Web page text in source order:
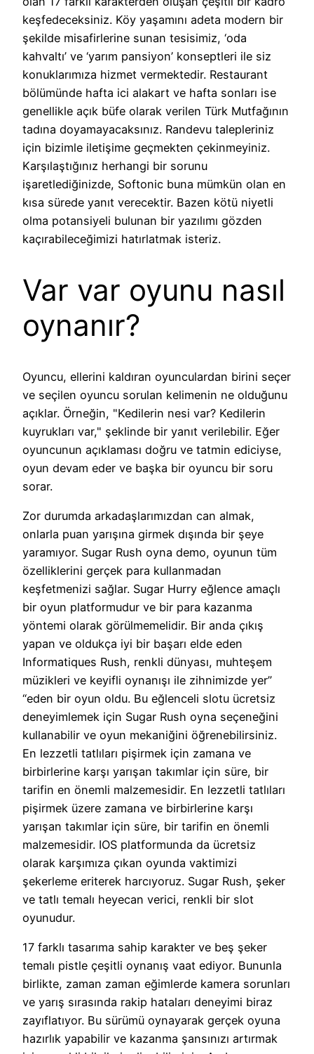
keşfedeceksiniz. Köy yaşamını adeta modern bir
şekilde misafirlerine sunan tesisimiz, ‘oda
kahvaltı’ ve ‘yarım pansiyon’ konseptleri ile siz
konuklarımıza hizmet vermektedir. Restaurant
bölümünde hafta ici alakart ve hafta sonları ise
genellikle açık büfe olarak verilen Türk Mutfağının
tadına doyamayacaksınız. Randevu talepleriniz
için bizimle iletişime geçmekten çekinmeyiniz.
Karşılaştığınız herhangi bir sorunu
işaretlediğinizde, Softonic buna mümkün olan en
kısa sürede yanıt verecektir. Bazen kötü niyetli
olma potansiyeli bulunan bir yazılımı gözden
kaçırabileceğimizi hatırlatmak isteriz.
Var var oyunu nasıl
oynanır?
Oyuncu, ellerini kaldıran oyunculardan birini seçer
ve seçilen oyuncu sorulan kelimenin ne olduğunu
açıklar. Örneğin, "Kedilerin nesi var? Kedilerin
kuyrukları var," şeklinde bir yanıt verilebilir. Eğer
oyuncunun açıklaması doğru ve tatmin ediciyse,
oyun devam eder ve başka bir oyuncu bir soru
sorar.
Zor durumda arkadaşlarımızdan can almak,
onlarla puan yarışına girmek dışında bir şeye
yaramıyor. Sugar Rush oyna demo, oyunun tüm
özelliklerini gerçek para kullanmadan
keşfetmenizi sağlar. Sugar Hurry eğlence amaçlı
bir oyun platformudur ve bir para kazanma
yöntemi olarak görülmemelidir. Bir anda çıkış
yapan ve oldukça iyi bir başarı elde eden
Informatiques Rush, renkli dünyası, muhteşem
müzikleri ve keyifli oynanışı ile zihnimizde yer”
“eden bir oyun oldu. Bu eğlenceli slotu ücretsiz
deneyimlemek için Sugar Rush oyna seçeneğini
kullanabilir ve oyun mekaniğini öğrenebilirsiniz.
En lezzetli tatlıları pişirmek için zamana ve
birbirlerine karşı yarışan takımlar için süre, bir
tarifin en önemli malzemesidir. En lezzetli tatlıları
pişirmek üzere zamana ve birbirlerine karşı
yarışan takımlar için süre, bir tarifin en önemli
malzemesidir. IOS platformunda da ücretsiz
olarak karşımıza çıkan oyunda vaktimizi
şekerleme eriterek harcıyoruz. Sugar Rush, şeker
ve tatlı temalı heyecan verici, renkli bir slot
oyunudur.
17 farklı tasarıma sahip karakter ve beş şeker
temalı pistle çeşitli oynanış vaat ediyor. Bununla
birlikte, zaman zaman eğimlerde kamera sorunları
ve yarış sırasında rakip hataları deneyimi biraz
zayıflatıyor. Bu sürümü oynayarak gerçek oyuna
hazırlık yapabilir ve kazanma şansınızı artırmak